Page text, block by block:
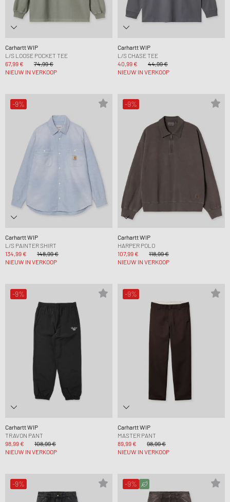
Carhartt WIP
L/S LOOSE POCKET TEE
67,99 €
74,99 €
NIEUW IN VERKOOP
Carhartt WIP
L/S CHASE TEE
40,99 €
44,99 €
NIEUW IN VERKOOP
-9%
Carhartt WIP
L/S PAINTER SHIRT
134,99 €
148,99 €
NIEUW IN VERKOOP
-9%
Carhartt WIP
HARPER POLO
107,99 €
118,99 €
NIEUW IN VERKOOP
-9%
Carhartt WIP
TRAVON PANT
98,99 €
108,99 €
NIEUW IN VERKOOP
-9%
Carhartt WIP
MASTER PANT
89,99 €
98,99 €
NIEUW IN VERKOOP
-9% -9%